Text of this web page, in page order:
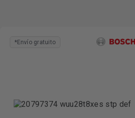
*Envío gratuito